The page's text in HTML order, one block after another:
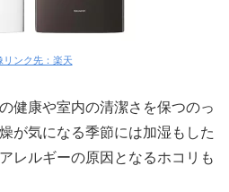
リンク先：楽天
健康や室内の清潔さを保つのっ
が気になる季節には加湿もした
レルギーの原因となるホコリも